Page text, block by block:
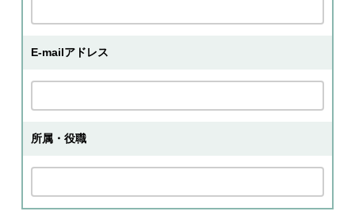
E-mailアドレス
所属・役職